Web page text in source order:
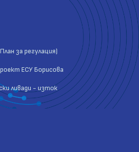
за регулация)
ЕСУ Борисова
ливади - изток